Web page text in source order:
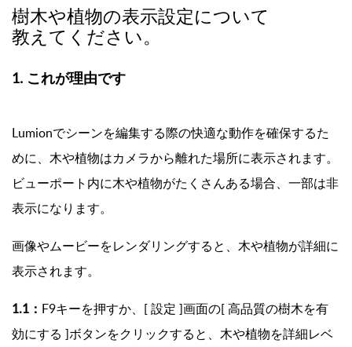
樹木や植物の表示設定について
教えてください。
1. これが理由です
Lumionでシーンを編集する際の快適な動作を確保するた
めに、木や植物はカメラから離れた場所に表示されます。
ビューポート内に木や植物がたくさんある場合、一部は非
表示になります。
画像やムービーをレンダリングすると、木や植物が詳細に
表示されます。
1.1： F9キーを押すか、[ 設定 ]画面の[ 高品質の樹木を有
効にする ]ボタンをクリックすると、木や植物を詳細レベ